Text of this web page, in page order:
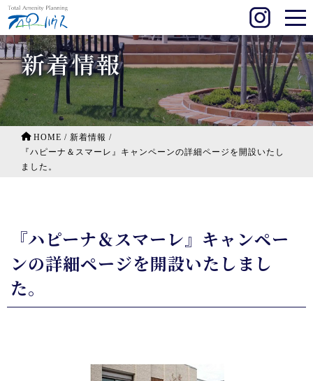
新着情報
HOME / 新着情報 /
『ハピーナ＆スマーレ』キャンペーンの詳細ページを開設いたし
ました。
『ハピーナ＆スマーレ』キャンペー
ンの詳細ページを開設いたしまし
た。